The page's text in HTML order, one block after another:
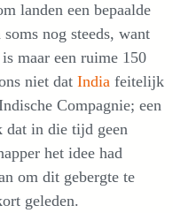
landen een bepaalde
nog steeds, want
maar een ruime 150
niet dat India feitelijk
Compagnie; een
in die tijd geen
het idee had
om dit gebergte te
geleden.